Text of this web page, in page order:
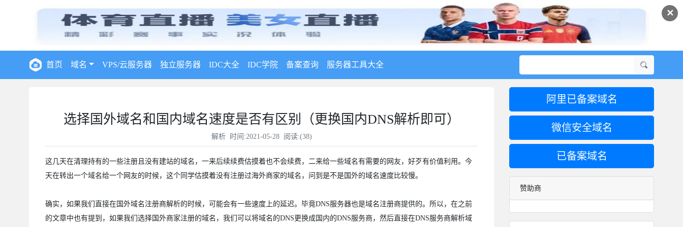
✕
首页 域名 VPS/云服务器 独立服务器 IDC大全 IDC学院 备案查询 服务器工具大全
选择国外域名和国内域名速度是否有区别（更换国内DNS解析即可）
解析时间:2021-05-28 阅读:(38)
这几天在清理持有的一些注册且没有建站的域名，一来后续续费估摸着也不会续费，二来给一些域名有需要的网友，好歹有价值利用。今
天在转出一个域名给一个网友的时候，这个同学估摸着没有注册过海外商家的域名，问到是不是国外的域名速度比较慢。
确实，如果我们直接在国外域名注册商解析的时候，可能会有一些速度上的延迟。毕竟DNS服务器也是域名注册商提供的。所以，在之前
的文章中也有提到，如果我们选择国外商家注册的域名，我们可以将域名的DNS更换成国内的DNS服务商，然后直接在DNS服务商解析域
阿里已备案域名
微信安全域名
已备案域名
赞助商